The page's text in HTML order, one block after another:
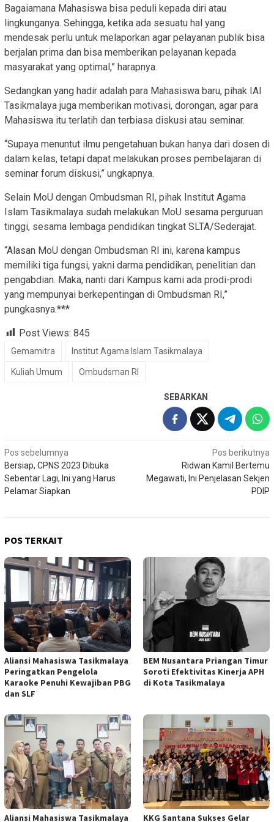
Bagaiamana Mahasiswa bisa peduli kepada diri atau
lingkunganya. Sehingga, ketika ada sesuatu hal yang
mendesak perlu untuk melaporkan agar pelayanan publik bisa
berjalan prima dan bisa memberikan pelayanan kepada
masyarakat yang optimal,” harapnya.
Sedangkan yang hadir adalah para Mahasiswa baru, pihak IAI
Tasikmalaya juga memberikan motivasi, dorongan, agar para
Mahasiswa itu terlatih dan terbiasa diskusi atau seminar.
“Supaya menuntut ilmu pengetahuan bukan hanya dari dosen di
dalam kelas, tetapi dapat melakukan proses pembelajaran di
seminar forum diskusi,” ungkapnya.
Selain MoU dengan Ombudsman RI, pihak Institut Agama
Islam Tasikmalaya sudah melakukan MoU sesama perguruan
tinggi, sesama lembaga pendidikan tingkat SLTA/Sederajat.
“Alasan MoU dengan Ombudsman RI ini, karena kampus
memiliki tiga fungsi, yakni darma pendidikan, penelitian dan
pengabdian. Maka, nanti dari Kampus kami ada prodi-prodi
yang mempunyai berkepentingan di Ombudsman RI,”
pungkasnya.***
Post Views: 845
Gemamitra Institut Agama Islam Tasikmalaya
Kuliah Umum Ombudsman RI
SEBARKAN
Navigasi
pos
Pos sebelumnya
Bersiap, CPNS 2023 Dibuka
Sebentar Lagi, Ini yang Harus
Pelamar Siapkan
Pos berikutnya
Ridwan Kamil Bertemu
Megawati, Ini Penjelasan Sekjen
PDIP
POS TERKAIT
Aliansi Mahasiswa Tasikmalaya
Peringatkan Pengelola
Karaoke Penuhi Kewajiban PBG
dan SLF
BEM Nusantara Priangan Timur
Soroti Efektivitas Kinerja APH
di Kota Tasikmalaya
Aliansi Mahasiswa Tasikmalaya KKG Santana Sukses Gelar